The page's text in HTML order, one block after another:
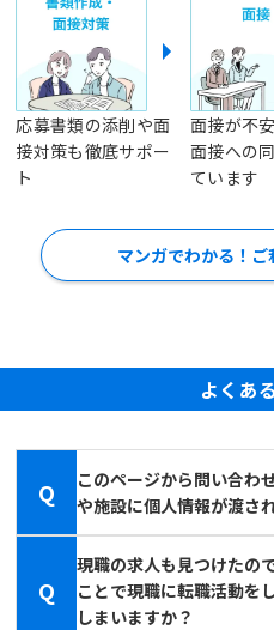
応募書類の添削や面
接対策も徹底サポー
ト
面接が不
面接への
ています
マンガでわかる！
よくあ
Q
このページから問い合わ
や施設に個人情報が渡さ
Q
現職の求人も見つけたの
ことで現職に転職活動を
しまいますか？